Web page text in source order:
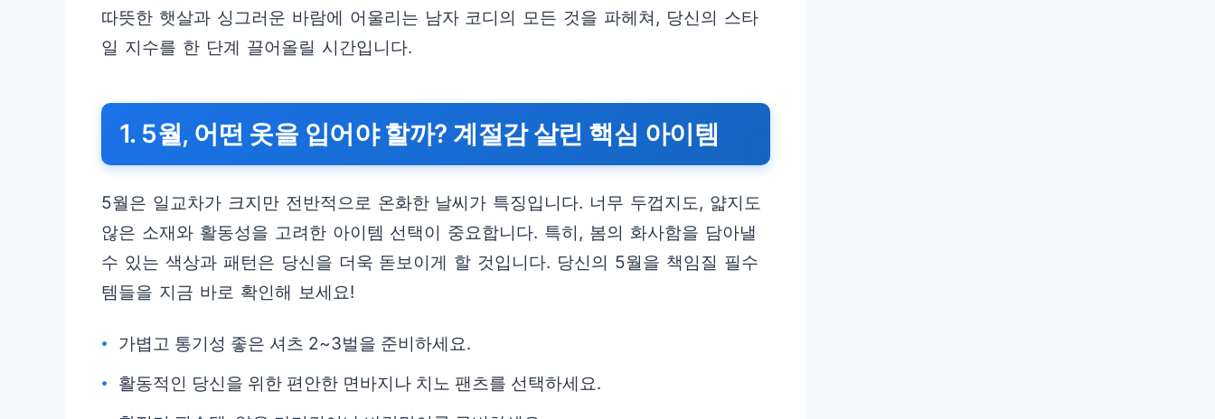
따뜻한 햇살과 싱그러운 바람에 어울리는 남자 코디의 모든 것을 파헤쳐, 당신의 스타
일 지수를 한 단계 끌어올릴 시간입니다.
1. 5월, 어떤 옷을 입어야 할까? 계절감 살린 핵심 아이템
5월은 일교차가 크지만 전반적으로 온화한 날씨가 특징입니다. 너무 두껍지도, 얇지도
않은 소재와 활동성을 고려한 아이템 선택이 중요합니다. 특히, 봄의 화사함을 담아낼
수 있는 색상과 패턴은 당신을 더욱 돋보이게 할 것입니다. 당신의 5월을 책임질 필수
템들을 지금 바로 확인해 보세요!
가볍고 통기성 좋은 셔츠 2~3벌을 준비하세요.
활동적인 당신을 위한 편안한 면바지나 치노 팬츠를 선택하세요.